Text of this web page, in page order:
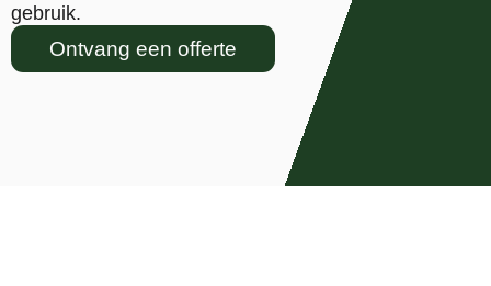
gebruik.
Ontvang een offerte